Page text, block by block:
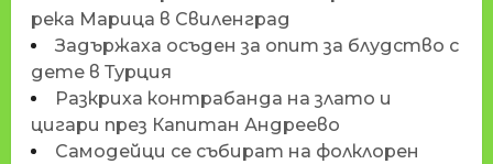
река Марица в Свиленград
Задържаха осъден за опит за блудство с
дете в Турция
Разкриха контрабанда на злато и
цигари през Капитан Андреево
Самодейци се събират на фолклорен